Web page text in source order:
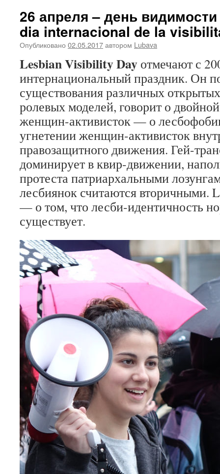
26 апреля – день
dia internacional de la
Опубликовано 02.05.2017автором Lubava
Lesbian Visibility Day отмечают с
интернациональный праздник. Он
существования различных
ролевых моделей, говорит о
женщин-активисток — о
угнетении женщин-активисток
правозащитного движения. Гей-
доминирует в квир-движении,
протеста патриархальными
лесбиянок считаются вторичными.
— о том, что лесби-идентичность
существует.